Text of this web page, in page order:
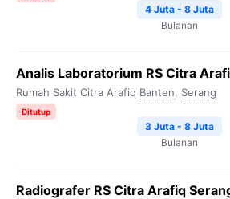
4 Juta - 8 Juta
Bulanan
Analis Laboratorium RS Citra
Rumah Sakit Citra Arafiq Banten, Serang
Ditutup
3 Juta - 8 Juta
Bulanan
Radiografer RS Citra Arafiq